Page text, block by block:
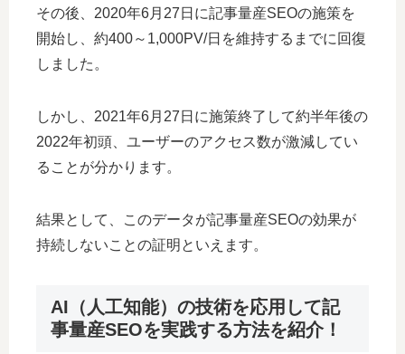
その後、2020年6月27日に記事量産SEOの施策を
開始し、約400～1,000PV/日を維持するまでに回復
しました。
しかし、2021年6月27日に施策終了して約半年後の
2022年初頭、ユーザーのアクセス数が激減してい
ることが分かります。
結果として、このデータが記事量産SEOの効果が
持続しないことの証明といえます。
AI（人工知能）の技術を応用して記
事量産SEOを実践する方法を紹介！